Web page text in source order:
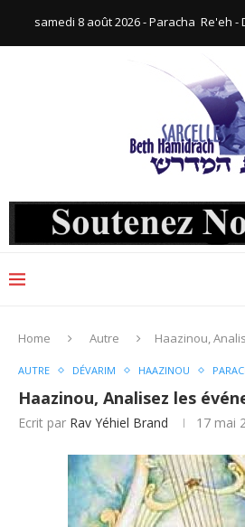
samedi 8 août 2026 - Paracha ‪ Re'eh‬ -
Home Autre Haazinou,
AUTRE DÉVARIM HAAZINOU
Haazinou, Analisez les
Ecrit par Rav Yéhiel Brand 17 mai